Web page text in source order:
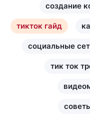
создание
тикток гайд
социальные
тик ток